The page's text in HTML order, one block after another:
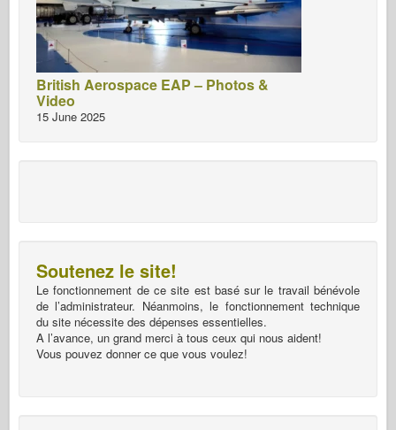
British Aerospace EAP – Photos &
Video
15 June 2025
Soutenez le site!
Le fonctionnement de ce site est basé sur le travail bénévole
de l’administrateur. Néanmoins, le fonctionnement technique
du site nécessite des dépenses essentielles.
A l’avance, un grand merci à tous ceux qui nous aident!
Vous pouvez donner ce que vous voulez!